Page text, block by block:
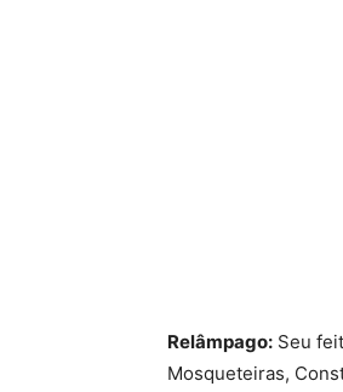
Relâmpago: Seu
Mosqueteiras,